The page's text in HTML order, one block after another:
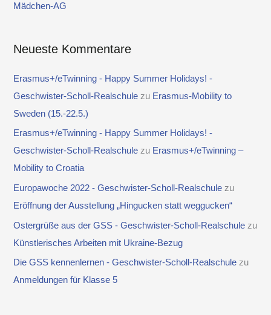
:Mädchen-AG
Neueste Kommentare
Erasmus+/eTwinning - Happy Summer Holidays! -
Geschwister-Scholl-Realschule zu Erasmus-Mobility to
Sweden (15.-22.5.)
Erasmus+/eTwinning - Happy Summer Holidays! -
Geschwister-Scholl-Realschule zu Erasmus+/eTwinning –
Mobility to Croatia
Europawoche 2022 - Geschwister-Scholl-Realschule zu
Eröffnung der Ausstellung „Hingucken statt weggucken“
Ostergrüße aus der GSS - Geschwister-Scholl-Realschule zu
Künstlerisches Arbeiten mit Ukraine-Bezug
Die GSS kennenlernen - Geschwister-Scholl-Realschule zu
Anmeldungen für Klasse 5